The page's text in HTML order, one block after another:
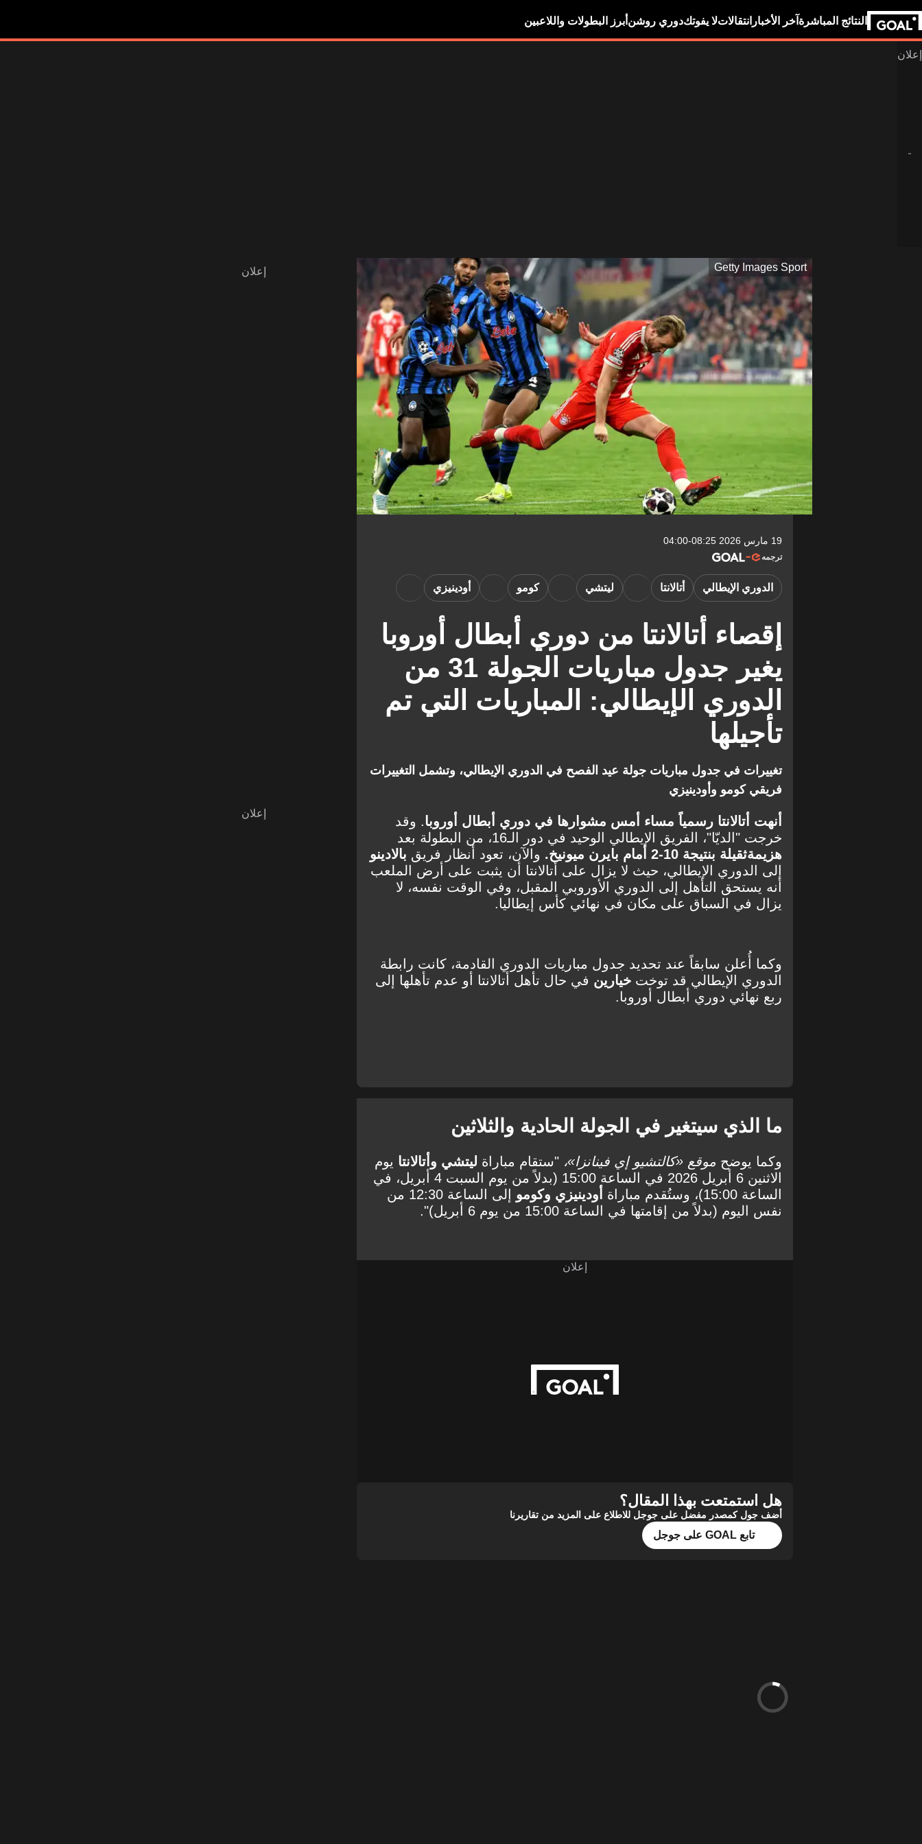
النتائج المباشرة آخر الأخبار انتقالاتلا يفوتكدوري روشن أبرز البطولات واللاعبين
Getty Images Sport
19 مارس 2026 08:25-04:00
ترجمه
إقصاء أتالانتا من دوري أبطال أوروبا
يغير جدول مباريات الجولة 31 من
الدوري الإيطالي: المباريات التي تم
تأجيلها
الدوري الإيطالي أتالانتا ليتشي كومو أودينيزي
تغييرات في جدول مباريات جولة عيد الفصح في الدوري الإيطالي، وتشمل التغييرات
فريقي كومو وأودينيزي
أنهت أتالانتا رسمياً مساء أمس مشوارها في دوري أبطال أوروبا. وقد
خرجت "الديّا"، الفريق الإيطالي الوحيد في دور الـ16، من البطولة بعد
هزيمةثقيلة بنتيجة 10-2 أمام بايرن ميونيخ. والآن، تعود أنظار فريق بالادينو
إلى الدوري الإيطالي، حيث لا يزال على أتالانتا أن يثبت على أرض الملعب
أنه يستحق التأهل إلى الدوري الأوروبي المقبل، وفي الوقت نفسه، لا
يزال في السباق على مكان في نهائي كأس إيطاليا.
وكما أُعلن سابقاً عند تحديد جدول مباريات الدوري القادمة، كانت رابطة
الدوري الإيطالي قد توخت خيارين في حال تأهل أتالانتا أو عدم تأهلها إلى
ربع نهائي دوري أبطال أوروبا.
ما الذي سيتغير في الجولة الحادية والثلاثين
وكما يوضح موقع «كالتشيو إي فينانزا»، "ستقام مباراة ليتشي وأتالانتا يوم
الاثنين 6 أبريل 2026 في الساعة 15:00 (بدلاً من يوم السبت 4 أبريل، في
الساعة 15:00)، وستُقدم مباراة
أودينيزي وكومو
إلى الساعة 12:30 من
نفس اليوم (بدلاً من إقامتها في الساعة 15:00 من يوم 6 أبريل)".
إعلان
هل استمتعت بهذا المقال؟
أضف جول كمصدر مفضل على جوجل للاطلاع على المزيد من تقاريرنا
تابع GOAL على جوجل